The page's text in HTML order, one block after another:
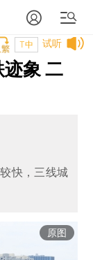
试听
T中
象 二
快，三线城
原图